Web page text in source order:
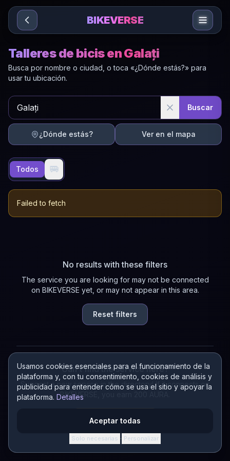
Sari la conținut
Usamos cookies esenciales para el funcionamiento de la
plataforma y, con tu consentimiento, cookies de análisis y
publicidad para entender cómo se usa el sitio y apoyar la
plataforma. Detalles
Aceptar todas
Solo necesarias · Personalizar
BIKEVERSE
Talleres de bicis en Galați
Busca por nombre o ciudad, o toca «¿Dónde estás?» para
usar tu ubicación.
Buscar
¿Dónde estás? Ver en el mapa
Todos 🚐
Failed to fetch
No results with these filters
The service you are looking for may not be connected
on BIKEVERSE yet, or may not appear in this area.
Reset filters
Can't find the service here?
Suggest a new service in the directory! If it connects on
BIKEVERSE, you earn 200 AURA.
Suggest a service